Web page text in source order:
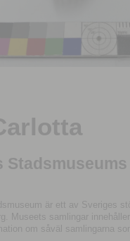
är ett av Sveriges
Museets samlingar
om såväl samlingarna